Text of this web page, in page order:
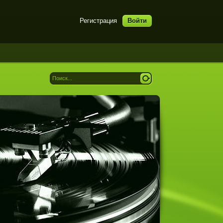
Регистрация Войти